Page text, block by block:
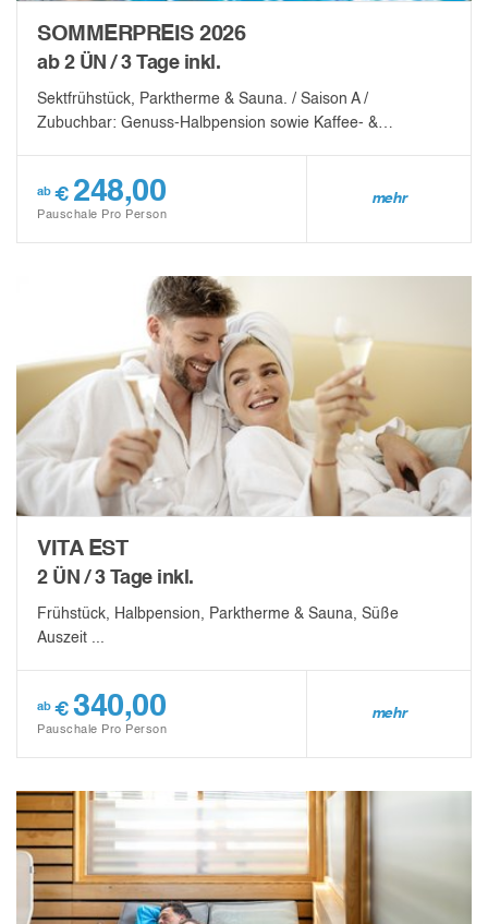
SOMMERPREIS 2026
ab 2 ÜN / 3 Tage inkl.
Sektfrühstück, Parktherme & Sauna. / Saison A /
Zubuchbar: Genuss-Halbpension sowie Kaffee- &…
ab € 248,00
Pauschale Pro Person
mehr
VITA EST
2 ÜN / 3 Tage inkl.
Frühstück, Halbpension, Parktherme & Sauna, Süße
Auszeit ...
ab € 340,00
Pauschale Pro Person
mehr